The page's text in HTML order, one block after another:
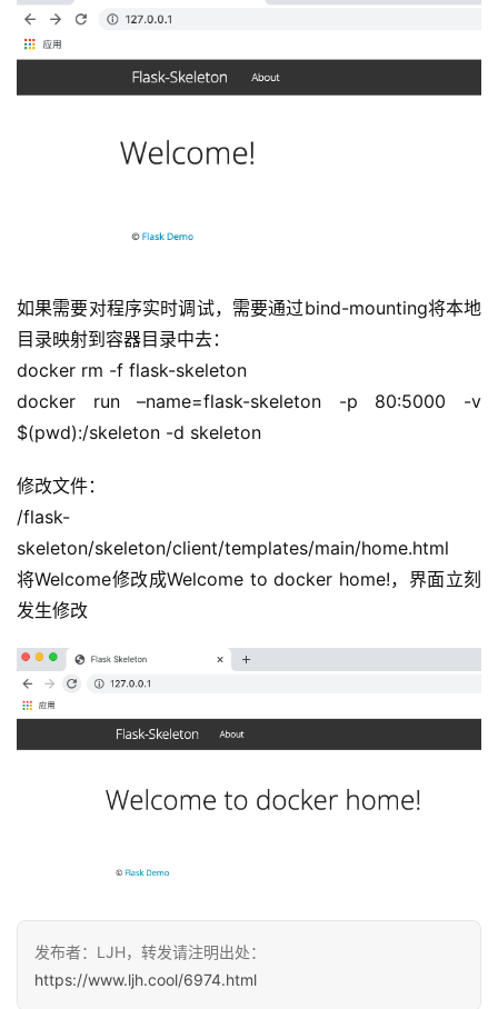
如果需要对程序实时调试，需要通过bind-mounting将本地
目录映射到容器目录中去：
docker rm -f flask-skeleton
docker run –name=flask-skeleton -p 80:5000 -v
$(pwd):/skeleton -d skeleton
修改文件：
/flask-
skeleton/skeleton/client/templates/main/home.html
将Welcome修改成Welcome to docker home!，界面立刻
发生修改
发布者：LJH，转发请注明出处：
https://www.ljh.cool/6974.html